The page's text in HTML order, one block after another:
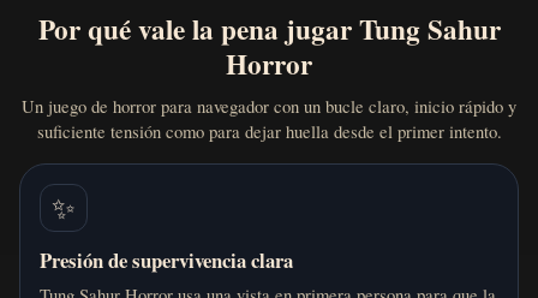
Por qué vale la pena jugar Tung Sahur
Horror
Un juego de horror para navegador con un bucle claro, inicio rápido y
suficiente tensión como para dejar huella desde el primer intento.
✨
Presión de supervivencia clara